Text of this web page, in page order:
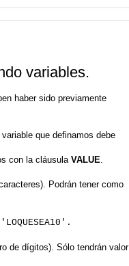
variables.
haber sido previamente
que definamos debe
con la cláusula VALUE.
Podrán tener como
'LOQUESEA10'.
de dígitos). Sólo tendrán valor